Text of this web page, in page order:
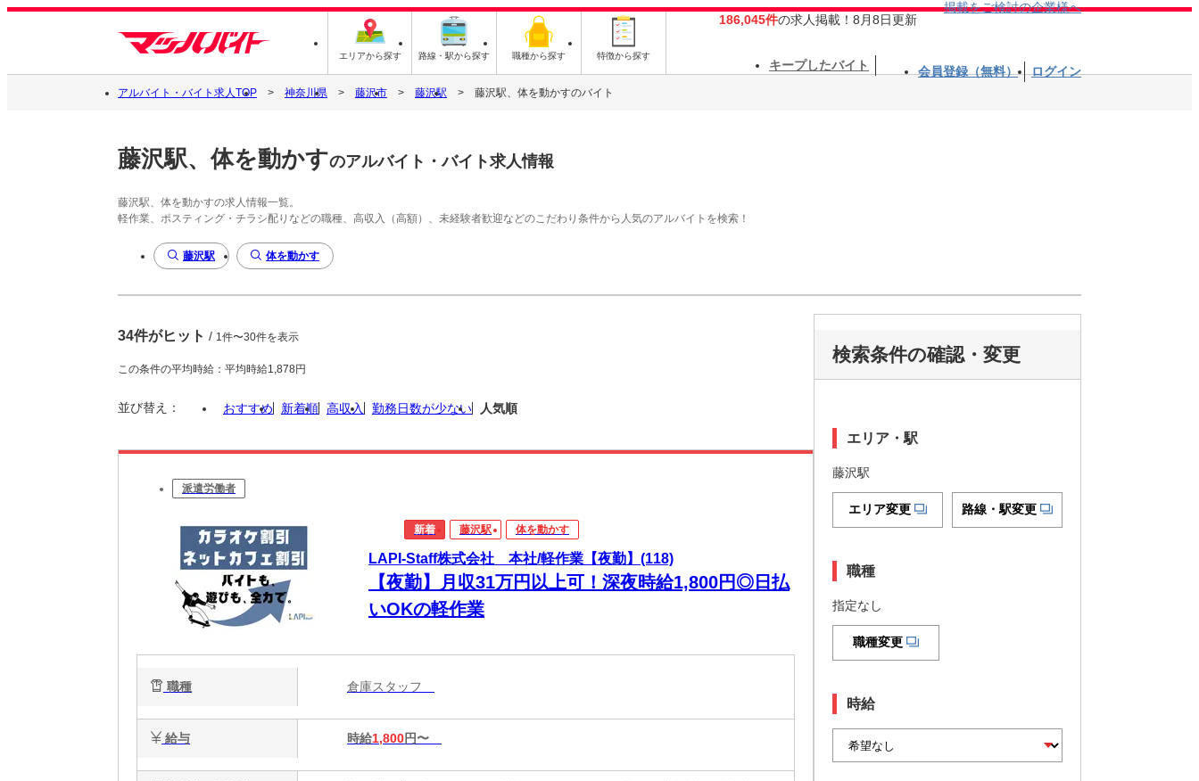
エリアから探す 路線・駅から探す 職種から探す 特徴から探す
186,045件の求人掲載！8月8日更新
掲載をご検討の企業様へ
キープしたバイト 会員登録（無料） ログイン
アルバイト・バイト求人TOP 神奈川県 藤沢市 藤沢駅 藤沢駅、体を動かすのバイト
藤沢駅、体を動かすのアルバイト・バイト求人情報
藤沢駅、体を動かすの求人情報一覧。
軽作業、ポスティング・チラシ配りなどの職種、高収入（高額）、未経験者歓迎などのこだわり条件から人気のアルバイトを検索！
藤沢駅 体を動かす
34件がヒット / 1件〜30件を表示
この条件の平均時給：平均時給1,878円
並び替え： おすすめ 新着順 高収入 勤務日数が少ない 人気順
派遣労働者
新着 藤沢駅 体を動かす
LAPI-Staff株式会社 本社/軽作業【夜勤】(118)
【夜勤】月収31万円以上可！深夜時給1,800円◎日払
いOKの軽作業
職種 倉庫スタッフ
給与 時給1,800円〜
検索条件の確認・変更
エリア・駅
藤沢駅
エリア変更 路線・駅変更
職種
指定なし
職種変更
時給